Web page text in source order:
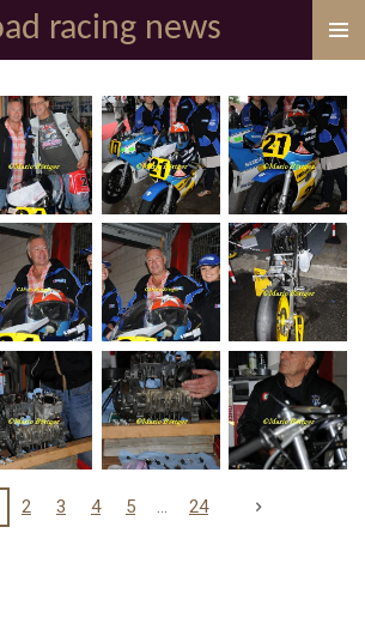
racing news
2 3 4 5 24